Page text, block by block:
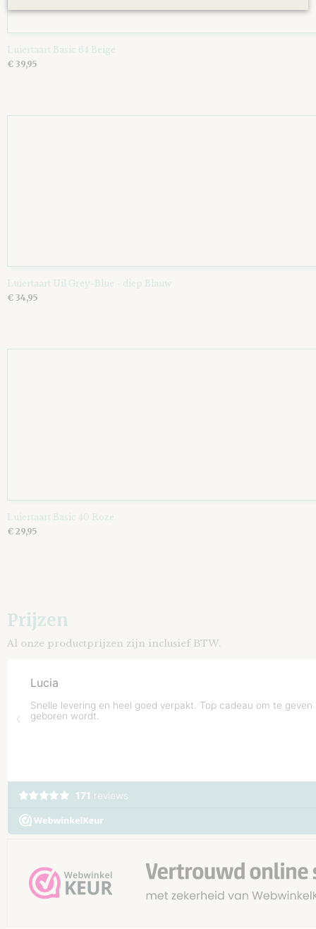
Luiertaart Basic 64 Beige
€ 39,95
Luiertaart Uil Grey-Blue - diep Blauw
€ 34,95
Luiertaart Basic 40 Roze
€ 29,95
Prijzen
Al onze productprijzen zijn inclusief BTW.